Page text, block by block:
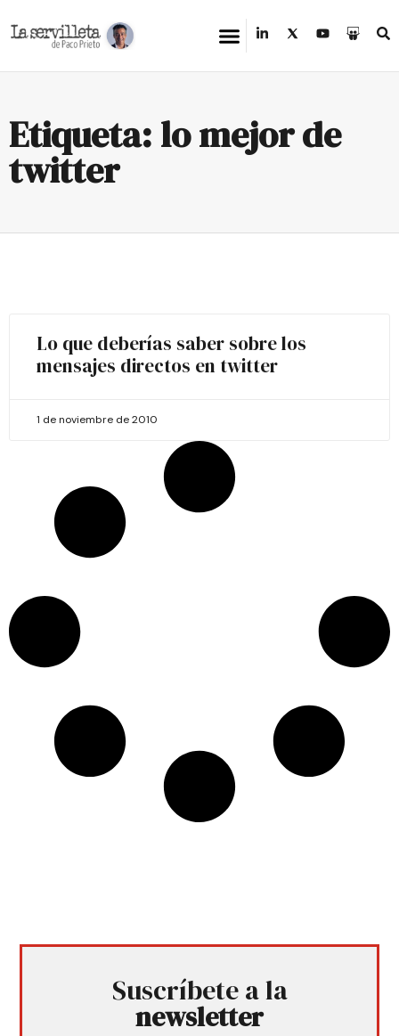
Etiqueta: lo mejor de
twitter
Lo que deberías saber sobre los
mensajes directos en twitter
1 de noviembre de 2010
Suscríbete a la
newsletter